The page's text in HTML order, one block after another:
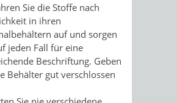
Sie die Stoffe nach
in ihren
auf und sorgen
jeden Fall für eine
Beschriftung. Geben
Behälter gut verschlossen